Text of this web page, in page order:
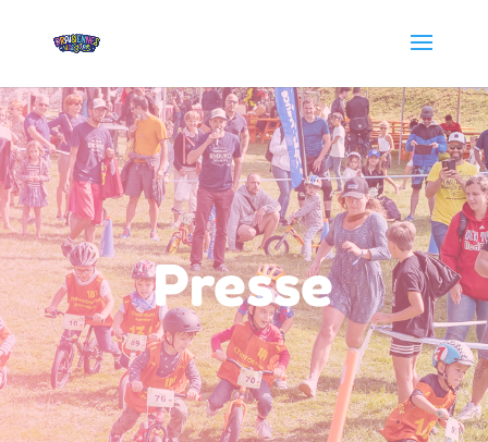
Presse